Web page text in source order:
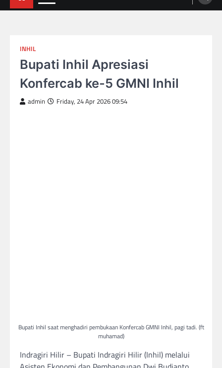
INHIL
Bupati Inhil Apresiasi
Konfercab ke-5 GMNI Inhil
admin Friday, 24 Apr 2026 09:54
Bupati Inhil saat menghadiri pembukaan Konfercab GMNI Inhil, pagi tadi. (ft
muhamad)
Indragiri Hilir – Bupati Indragiri Hilir (Inhil) melalui